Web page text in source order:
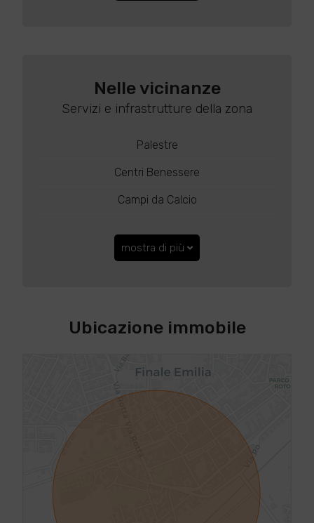
Nelle vicinanze
Servizi e infrastrutture della zona
Palestre
Centri Benessere
Campi da Calcio
mostra di più
Ubicazione immobile